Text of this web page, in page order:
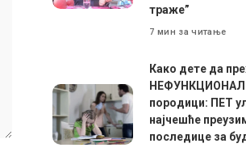
траже”
7 мин за читање
Како дете да
породици: ПЕТ
најчешће
последице за